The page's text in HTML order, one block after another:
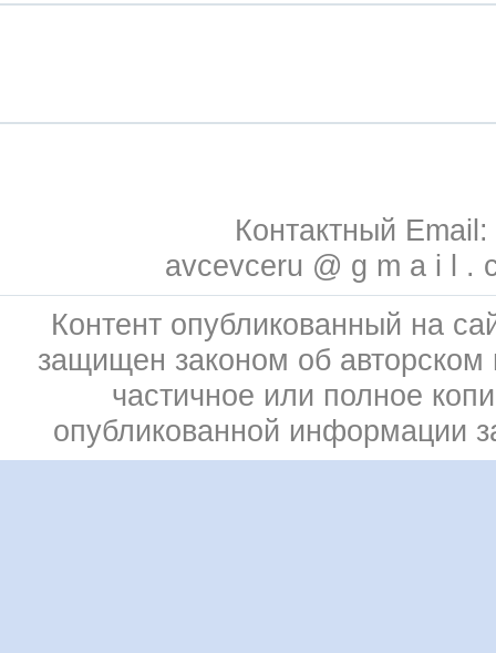
Контактный Email:
avcevceru @ g m a i l .
Контент опубликованный на
защищен законом об
частичное или полное
опубликованной информации